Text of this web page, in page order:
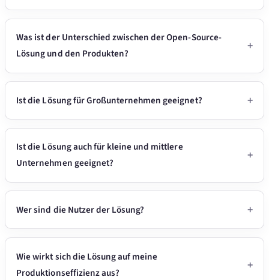
Was ist der Unterschied zwischen der Open-Source-
Lösung und den Produkten?
Ist die Lösung für Großunternehmen geeignet?
Ist die Lösung auch für kleine und mittlere
Unternehmen geeignet?
Wer sind die Nutzer der Lösung?
Wie wirkt sich die Lösung auf meine
Produktionseffizienz aus?